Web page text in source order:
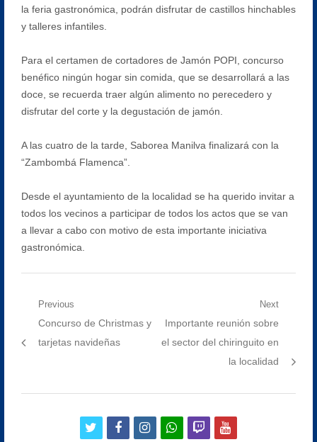
la feria gastronómica, podrán disfrutar de castillos hinchables
y talleres infantiles.
Para el certamen de cortadores de Jamón POPI, concurso
benéfico ningún hogar sin comida, que se desarrollará a las
doce, se recuerda traer algún alimento no perecedero y
disfrutar del corte y la degustación de jamón.
A las cuatro de la tarde, Saborea Manilva finalizará con la
“Zambombá Flamenca”.
Desde el ayuntamiento de la localidad se ha querido invitar a
todos los vecinos a participar de todos los actos que se van
a llevar a cabo con motivo de esta importante iniciativa
gastronómica.
Navegación
Previous
Previous
post:
Concurso de Christmas y
tarjetas navideñas
Next
Next
post:
Importante reunión sobre
el sector del chiringuito en
la localidad
twitterfacebookinstagramwhatsapp
twitchyoutube